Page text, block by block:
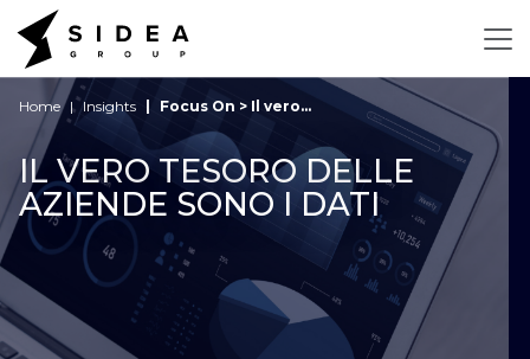
Home Insights Focus On > Il vero...
IL VERO TESORO DELLE
AZIENDE SONO I DATI